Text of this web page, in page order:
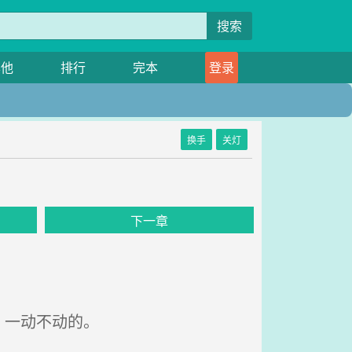
搜索
排行 完本
登录
换手 关灯
下一章
动不动的。